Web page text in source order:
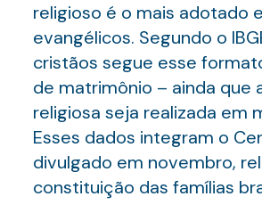
religioso é o mais adotado
evangélicos. Segundo o
cristãos segue esse
de matrimônio – ainda que
religiosa seja realizada em
Esses dados integram o
divulgado em novembro,
constituição das famílias